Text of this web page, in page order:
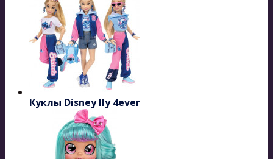
Куклы Disney Ily 4ever